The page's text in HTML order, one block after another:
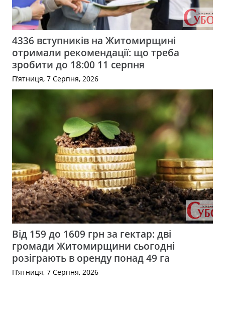
4336 вступників на Житомирщині
отримали рекомендації: що треба
зробити до 18:00 11 серпня
П’ятниця, 7 Серпня, 2026
Від 159 до 1609 грн за гектар: дві
громади Житомирщини сьогодні
розіграють в оренду понад 49 га
П’ятниця, 7 Серпня, 2026